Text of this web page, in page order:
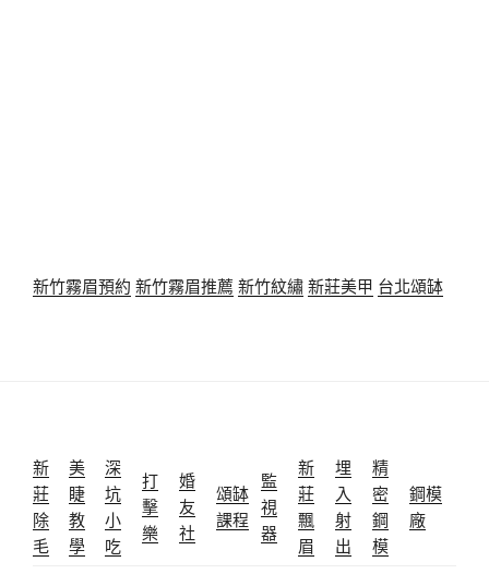
新竹霧眉預約 新竹霧眉推薦 新竹紋繡新莊美甲 台北頌缽
新
莊
除
毛
美
睫
教
學
深
坑
小
吃
打
擊
樂
婚
友
社
頌缽
課程
監
視
器
新
莊
飄
眉
埋
入
射
出
精
密
鋼
模
鋼模
廠